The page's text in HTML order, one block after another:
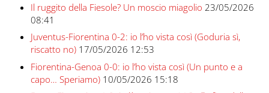
Il ruggito della Fiesole? Un moscio miagolio 23/05/2026
08:41
Juventus-Fiorentina 0-2: io l’ho vista così (Goduria sì,
riscatto no) 17/05/2026 12:53
Fiorentina-Genoa 0-0: io l’ho vista così (Un punto e a
capo… Speriamo) 10/05/2026 15:18